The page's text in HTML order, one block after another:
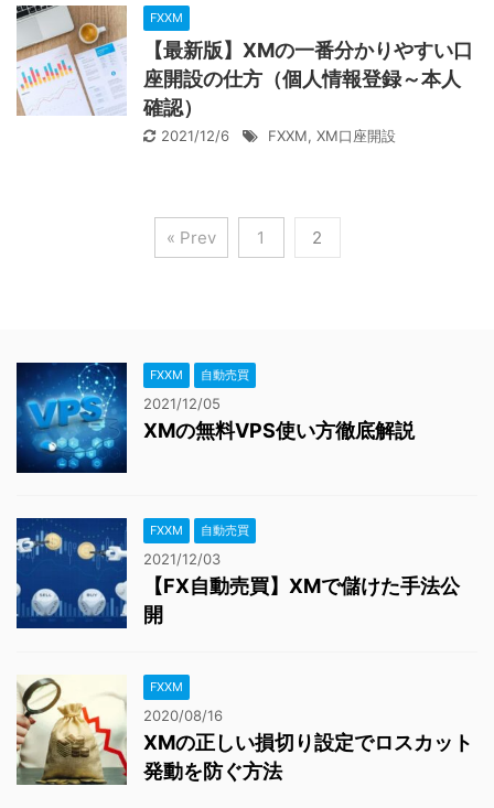
FXXM
【最新版】XMの一番分かりやすい口
座開設の仕方（個人情報登録～本人
確認）
2021/12/6 FXXM, XM口座開設
« Prev 1 2
FXXM 自動売買
2021/12/05
XMの無料VPS使い方徹底解説
FXXM 自動売買
2021/12/03
【FX自動売買】XMで儲けた手法公
開
FXXM
2020/08/16
XMの正しい損切り設定でロスカット
発動を防ぐ方法